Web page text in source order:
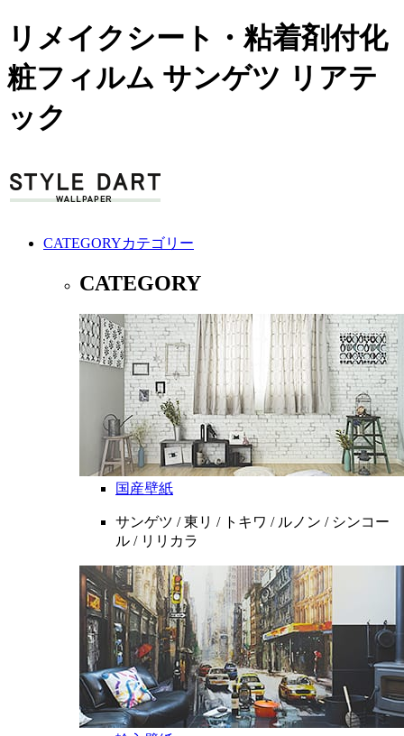
リメイクシート・粘着剤付化
粧フィルム サンゲツ リアテ
ック
CATEGORYカテゴリー
CATEGORY
国産壁紙
サンゲツ / 東リ / トキワ / ルノン / シンコー
ル / リリカラ